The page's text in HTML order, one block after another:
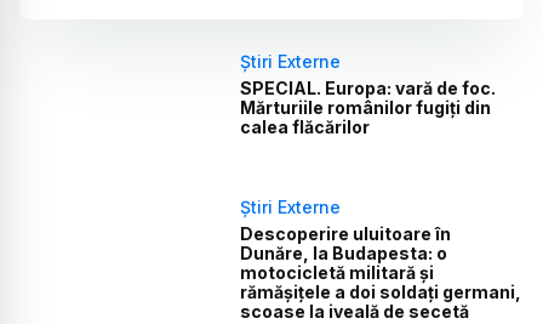
Știri Externe
SPECIAL. Europa: vară de foc.
Mărturiile românilor fugiți din
calea flăcărilor
Știri Externe
Descoperire uluitoare în
Dunăre, la Budapesta: o
motocicletă militară și
rămășițele a doi soldați germani,
scoase la iveală de secetă